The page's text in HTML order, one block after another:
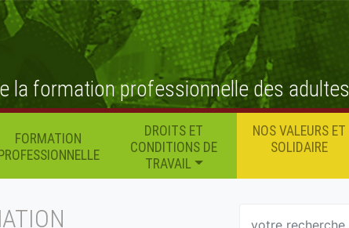
la formation professionnelle des adultes
FORMATION
PROFESSIONNELLE
DROITS ET
CONDITIONS DE
TRAVAIL
NOS VALEURS ET
SOLIDAIRE